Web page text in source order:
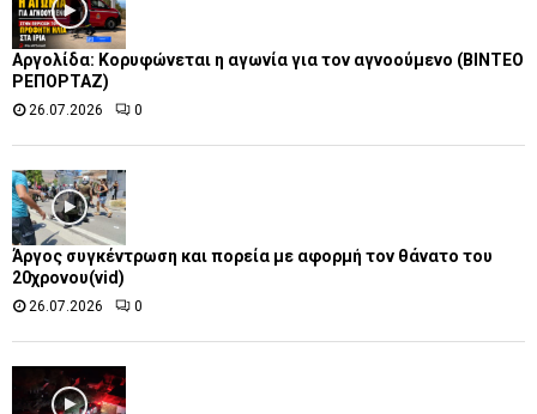
Αργολίδα: Κορυφώνεται η αγωνία για τον αγνοούμενο (ΒΙΝΤΕΟ
ΡΕΠΟΡΤΑΖ)
26.07.2026 0
Άργος συγκέντρωση και πορεία με αφορμή τον θάνατο του
20χρονου(vid)
26.07.2026 0